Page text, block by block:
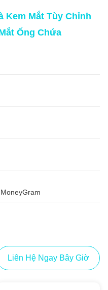
Kem Mắt Tùy Chỉnh
Ống Chứa
Liên Hệ Ngay Bây Giờ